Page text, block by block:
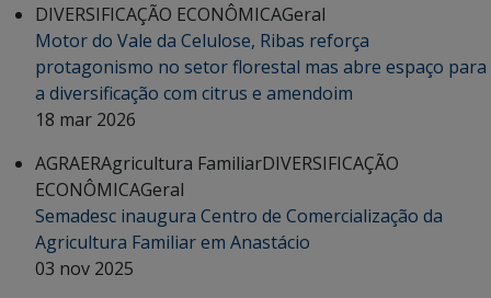
DIVERSIFICAÇÃO ECONÔMICAGeral
Motor do Vale da Celulose, Ribas reforça
protagonismo no setor florestal mas abre espaço para
a diversificação com citrus e amendoim
18 mar 2026
AGRAERAgricultura FamiliarDIVERSIFICAÇÃO
ECONÔMICAGeral
Semadesc inaugura Centro de Comercialização da
Agricultura Familiar em Anastácio
03 nov 2025